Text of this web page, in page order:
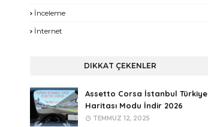
İnceleme
İnternet
DIKKAT ÇEKENLER
Assetto Corsa İstanbul Türkiye
Haritası Modu İndir 2026
TEMMUZ 12, 2025